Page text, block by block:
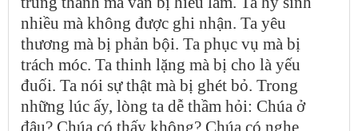
nhiều mà không được ghi nhận. Ta yêu
thương mà bị phản bội. Ta phục vụ mà bị
trách móc. Ta thinh lặng mà bị cho là yếu
đuối. Ta nói sự thật mà bị ghét bỏ. Trong
những lúc ấy, lòng ta dễ thầm hỏi: Chúa ở
đâu? Chúa có thấy không? Chúa có nghe